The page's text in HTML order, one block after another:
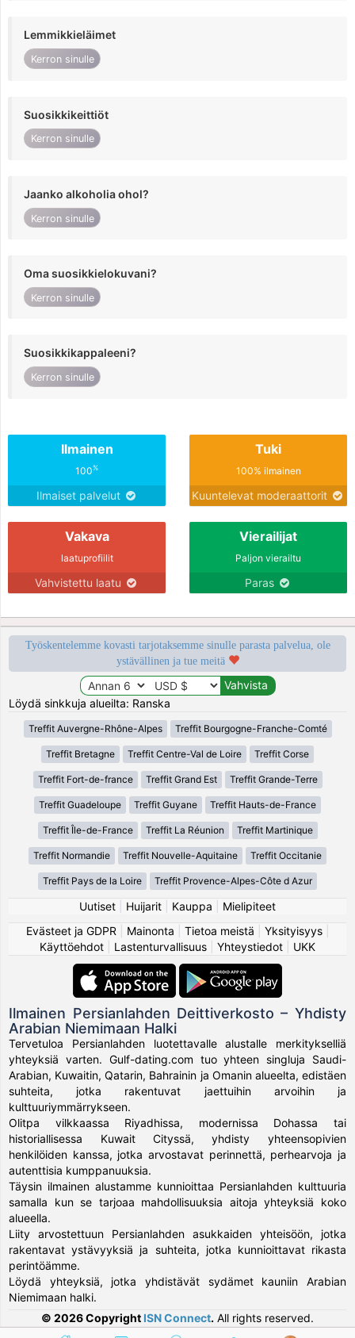
Lemmikkieläimet
Kerron sinulle
Suosikkikeittiöt
Kerron sinulle
Jaanko alkoholia ohol?
Kerron sinulle
Oma suosikkielokuvani?
Kerron sinulle
Suosikkikappaleeni?
Kerron sinulle
Ilmainen
100%
Ilmaiset palvelut
Tuki
100% ilmainen
Kuuntelevat moderaattorit
Vakava
laatuprofiilit
Vahvistettu laatu
Vierailijat
Paljon vierailtu
Paras
Työskentelemme kovasti tarjotaksemme sinulle parasta palvelua, ole
ystävällinen ja tue meitä
Löydä sinkkuja alueilta: Ranska
Treffit Auvergne-Rhône-Alpes Treffit Bourgogne-Franche-Comté
Treffit Bretagne Treffit Centre-Val de Loire Treffit Corse
Treffit Fort-de-france Treffit Grand Est Treffit Grande-Terre
Treffit Guadeloupe Treffit Guyane Treffit Hauts-de-France
Treffit Île-de-France Treffit La Réunion Treffit Martinique
Treffit Normandie Treffit Nouvelle-Aquitaine Treffit Occitanie
Treffit Pays de la Loire Treffit Provence-Alpes-Côte d Azur
Uutiset Huijarit Kauppa
Mielipiteet
Evästeet ja GDPR
Mainonta Tietoa meistä Yksityisyys|
Käyttöehdot
Lastenturvallisuus Yhteystiedot UKK
Ilmainen Persianlahden Deittiverkosto – Yhdisty
Arabian Niemimaan Halki
Tervetuloa Persianlahden luotettavalle alustalle merkitykselliä
yhteyksiä varten. Gulf-dating.com tuo yhteen singluja Saudi-
Arabian, Kuwaitin, Qatarin, Bahrainin ja Omanin alueelta, edistäen
suhteita, jotka rakentuvat jaettuihin arvoihin ja
kulttuuriymmärrykseen.
Olitpa vilkkaassa Riyadhissa, modernissa Dohassa tai
historiallisessa Kuwait Cityssä, yhdisty yhteensopivien
henkilöiden kanssa, jotka arvostavat perinnettä, perhearvoja ja
autenttisia kumppanuuksia.
Täysin ilmainen alustamme kunnioittaa Persianlahden kulttuuria
samalla kun se tarjoaa mahdollisuuksia aitoja yhteyksiä koko
alueella.
Liity arvostettuun Persianlahden asukkaiden yhteisöön, jotka
rakentavat ystävyyksiä ja suhteita, jotka kunnioittavat rikasta
perintöämme.
Löydä yhteyksiä, jotka yhdistävät sydämet kauniin Arabian
Niemimaan halki.
© 2026 Copyright ISN Connect. All rights reserved.